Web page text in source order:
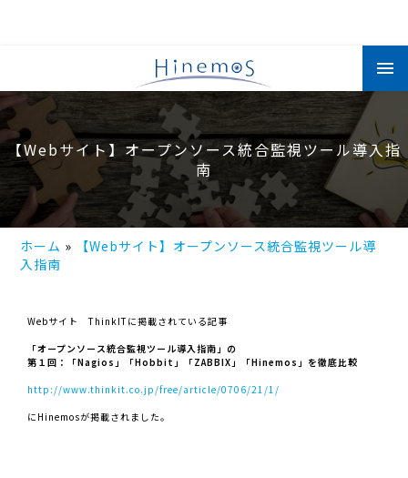
コ
ン
テ
【Webサイト】オープンソース統合監視ツール導入指
南
ホーム
【Webサイト】オープンソース統合監視ツール導
入指南
Webサイト ThinkITに掲載されている記事
「オープンソース統合監視ツール導入指南」の
第１回：「Nagios」「Hobbit」「ZABBIX」「Hinemos」を徹底比較
http://www.thinkit.co.jp/free/article/0706/21/1/
にHinemosが掲載されました。